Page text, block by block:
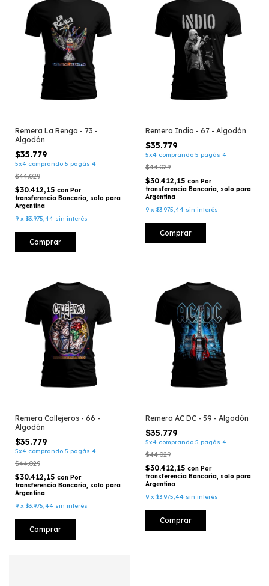
Remera La Renga - 73 -
Algodón
$35.779
5x4 comprando 5 pagás 4
$44.029
$30.412,15 con Por
transferencia Bancaria, solo para
Argentina
9 x $3.975,44 sin interés
Comprar
Remera Indio - 67 - Algodón
$35.779
5x4 comprando 5 pagás 4
$44.029
$30.412,15 con Por
transferencia Bancaria, solo para
Argentina
9 x $3.975,44 sin interés
Comprar
Remera Callejeros - 66 -
Algodón
$35.779
5x4 comprando 5 pagás 4
$44.029
$30.412,15 con Por
transferencia Bancaria, solo para
Argentina
9 x $3.975,44 sin interés
Comprar
Remera AC DC - 59 - Algodón
$35.779
5x4 comprando 5 pagás 4
$44.029
$30.412,15 con Por
transferencia Bancaria, solo para
Argentina
9 x $3.975,44 sin interés
Comprar